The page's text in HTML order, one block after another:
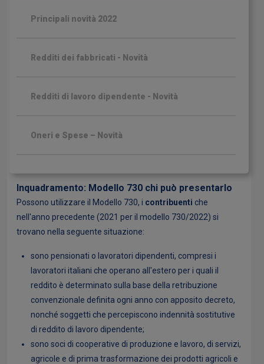
Principali novità 2022
Redditi dei fabbricati - Novità
Redditi di lavoro dipendente - Novità
Oneri e Spese – Novità
Crediti d'imposta - Novità
Presentazione tramite sostituto d'imposta
Abilitazioni per l'accesso alla precompilata di
altri contribuenti
Le novità del Decreto Semplificazioni
Inquadramento: Modello 730 chi può presentarlo
Possono utilizzare il Modello 730, i contribuenti che
nell'anno precedente (2021 per il modello 730/2022) si
trovano nella seguente situazione:
sono pensionati o lavoratori dipendenti, compresi i
lavoratori italiani che operano all'estero per i quali il
reddito è determinato sulla base della retribuzione
convenzionale definita ogni anno con apposito decreto,
nonché soggetti che percepiscono indennità sostitutive
di reddito di lavoro dipendente;
sono soci di cooperative di produzione e lavoro, di servizi,
agricole e di prima trasformazione dei prodotti agricoli e